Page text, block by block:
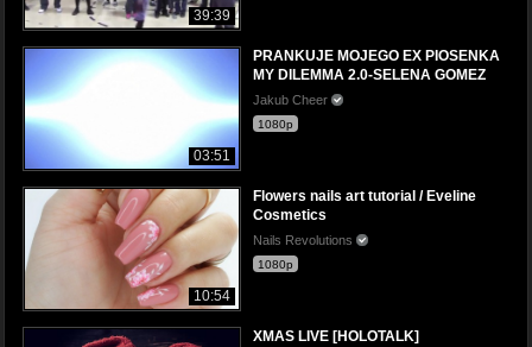
39:39
03:51
PRANKUJE MOJEGO EX PIOSENKA
MY DILEMMA 2.0-SELENA GOMEZ
Jakub Cheer
1080p
10:54
Flowers nails art tutorial / Eveline
Cosmetics
Nails Revolutions
1080p
XMAS LIVE [HOLOTALK]